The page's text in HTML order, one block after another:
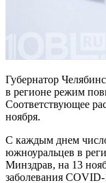
Губернатор
в регионе режим
Соответствующее
ноября.
С каждым днем
южноуральцев в
Минздрав, на 13
заболевания